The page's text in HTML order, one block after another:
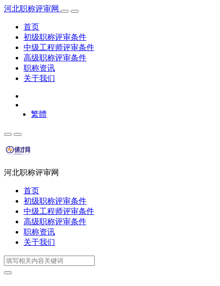
河北职称评审网
首页
初级职称评审条件
中级工程师评审条件
高级职称评审条件
职称资讯
关于我们
繁體
河北职称评审网
首页
初级职称评审条件
中级工程师评审条件
高级职称评审条件
职称资讯
关于我们